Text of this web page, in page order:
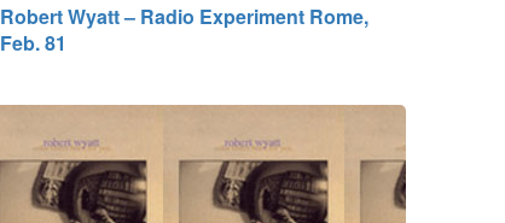
Robert Wyatt – Radio Experiment Rome,
Feb. 81